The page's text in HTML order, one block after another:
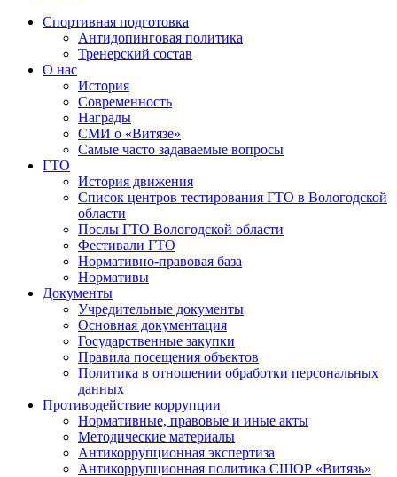
Спортивная подготовка
Антидопинговая политика
Тренерский состав
О нас
История
Современность
Награды
СМИ о «Витязе»
Самые часто задаваемые вопросы
ГТО
История движения
Список центров тестирования ГТО в Вологодской
области
Послы ГТО Вологодской области
Фестивали ГТО
Нормативно-правовая база
Нормативы
Документы
Учредительные документы
Основная документация
Государственные закупки
Правила посещения объектов
Политика в отношении обработки персональных
данных
Противодействие коррупции
Нормативные, правовые и иные акты
Методические материалы
Антикоррупционная экспертиза
Антикоррупционная политика СШОР «Витязь»